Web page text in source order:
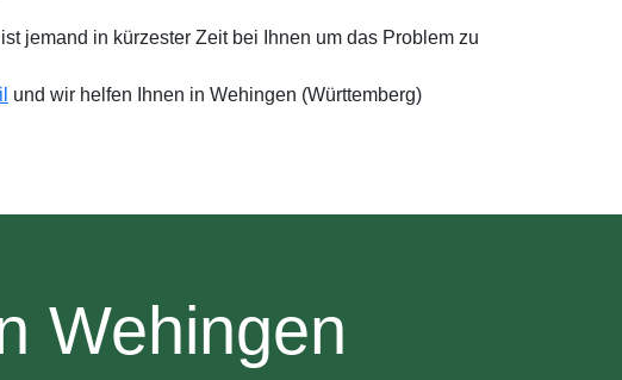
ist jemand in kürzester Zeit bei Ihnen um das Problem zu
und wir helfen Ihnen in Wehingen (Württemberg)
Wehingen